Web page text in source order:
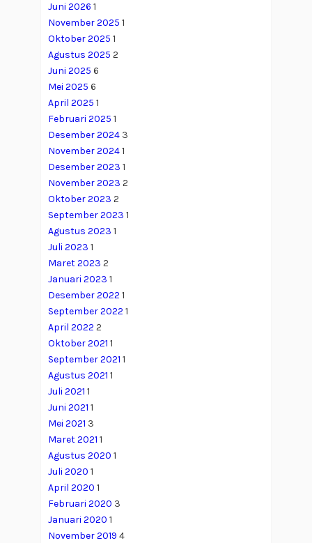
Juni 2026 1
November 2025 1
Oktober 2025 1
Agustus 2025 2
Juni 2025 6
Mei 2025 6
April 2025 1
Februari 2025 1
Desember 2024 3
November 20241
Desember 2023 1
November 2023 2
Oktober 2023 2
September 2023 1
Agustus 2023 1
Juli 2023 1
Maret 2023 2
Januari 2023 1
Desember 2022 1
September 2022 1
April 2022 2
Oktober 2021 1
September 2021 1
Agustus 2021 1
Juli 2021 1
Juni 2021 1
Mei 2021 3
Maret 2021 1
Agustus 2020 1
Juli 2020 1
April 2020 1
Februari 2020 3
Januari 2020 1
November 2019 4